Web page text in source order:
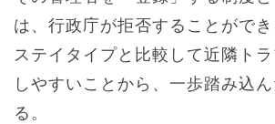
は、行政庁が拒否することがで
ステイタイプと比較して近隣ト
しやすいことから、一歩踏み込
る。